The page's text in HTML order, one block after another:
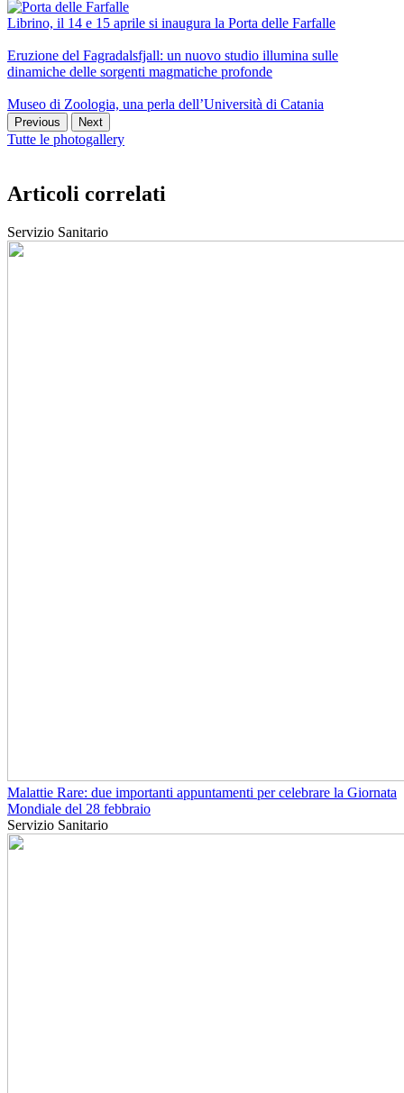
Librino, il 14 e 15 aprile si inaugura la Porta delle Farfalle
Eruzione del Fagradalsfjall: un nuovo studio illumina sulle
dinamiche delle sorgenti magmatiche profonde
Museo di Zoologia, una perla dell’Università di Catania
Previous Next
Tutte le photogallery
Articoli correlati
Servizio Sanitario
Malattie Rare: due importanti appuntamenti per celebrare la Giornata
Mondiale del 28 febbraio
Servizio Sanitario